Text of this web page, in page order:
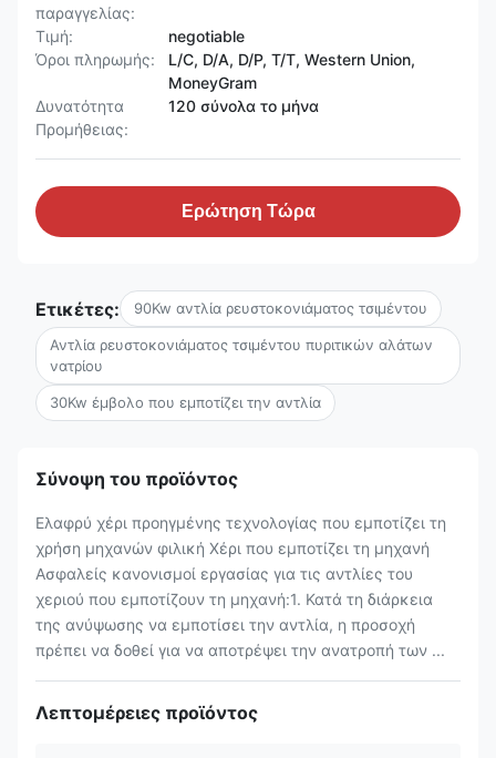
παραγγελίας:
Τιμή:
negotiable
Όροι πληρωμής:
L/C, D/A, D/P, T/T, Western Union,
MoneyGram
Δυνατότητα
Προμήθειας:
120 σύνολα το μήνα
Ερώτηση Τώρα
Ετικέτες: 90Kw αντλία ρευστοκονιάματος τσιμέντου
Αντλία ρευστοκονιάματος τσιμέντου πυριτικών αλάτων
νατρίου
30Kw έμβολο που εμποτίζει την αντλία
Σύνοψη του προϊόντος
Ελαφρύ χέρι προηγμένης τεχνολογίας που εμποτίζει τη
χρήση μηχανών φιλική Χέρι που εμποτίζει τη μηχανή
Ασφαλείς κανονισμοί εργασίας για τις αντλίες του
χεριού που εμποτίζουν τη μηχανή:1. Κατά τη διάρκεια
της ανύψωσης να εμποτίσει την αντλία, η προσοχή
πρέπει να δοθεί για να αποτρέψει την ανατροπή των ...
Λεπτομέρειες προϊόντος